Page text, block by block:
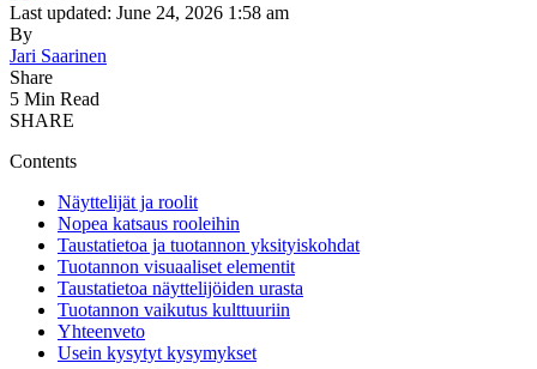
Last updated: June 24, 2026 1:58 am
By
Jari Saarinen
Share
5 Min Read
SHARE
Contents
Näyttelijät ja roolit
Nopea katsaus rooleihin
Taustatietoa ja tuotannon yksityiskohdat
Tuotannon visuaaliset elementit
Taustatietoa näyttelijöiden urasta
Tuotannon vaikutus kulttuuriin
Yhteenveto
Usein kysytyt kysymykset